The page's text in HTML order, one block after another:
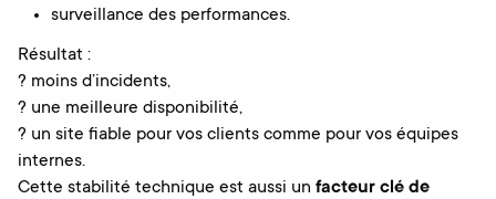
surveillance des performances.
Résultat :
? moins d’incidents,
? une meilleure disponibilité,
? un site fiable pour vos clients comme pour vos équipes
internes.
Cette stabilité technique est aussi un facteur clé de